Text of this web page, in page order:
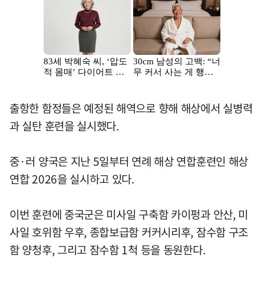
출항한 함정들은 예정된 해역으로 향해 해상에서 실병력
과 실탄 훈련을 실시했다.
중·러 양국은 지난 5일부터 연례 해상 연합훈련인 해상
연합 2026을 실시하고 있다.
이번 훈련에 중국군은 미사일 구축함 카이펑과 안산, 미
사일 호위함 우후, 종합보급함 커커시리후, 잠수함 구조
함 양청후, 그리고 잠수함 1척 등을 동원한다.